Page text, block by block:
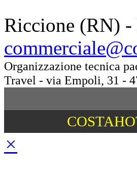
Riccione (RN) -
Organizzazione tecnica
Travel - via Empoli, 31 -
×